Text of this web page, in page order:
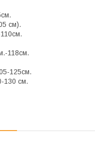
см).
118см.
125см.
130 см.